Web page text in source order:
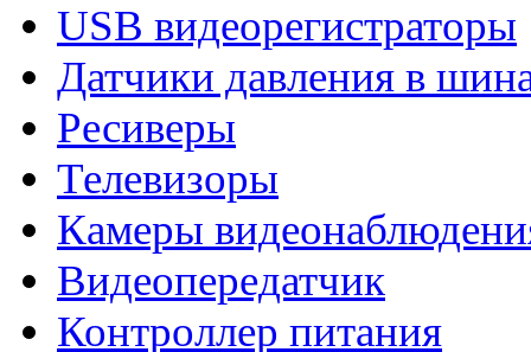
USB видеорегистраторы
Датчики давления в
Ресиверы
Телевизоры
Камеры
Видеопередатчик
Контроллер питания